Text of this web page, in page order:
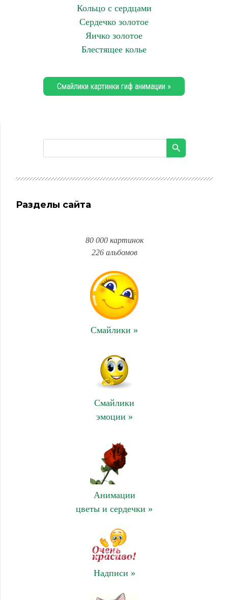
Кольцо с сердцами
Сердечко золотое
Яичко золотое
Блестящее колье
Смайлики картинки гиф анимации »
Разделы сайта
80 000 картинок
226 альбомов
Смайлики »
Смайлики
эмоции »
Анимации
цветы и сердечки »
Надписи »